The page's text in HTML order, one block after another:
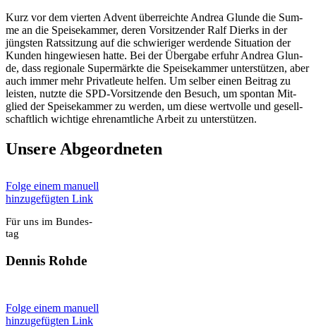
Kurz vor dem vier­ten Advent über­reich­te Andrea Glun­de die Sum­
me an die Spei­se­kam­mer, deren Vor­sit­zen­der Ralf Dierks in der
jüngs­ten Rats­sit­zung auf die schwie­ri­ger wer­den­de Situa­ti­on der
Kun­den hin­ge­wie­sen hat­te. Bei der Über­ga­be erfuhr Andrea Glun­
de, dass regio­na­le Super­märk­te die Spei­se­kam­mer unter­stüt­zen, aber
auch immer mehr Pri­vat­leu­te hel­fen. Um sel­ber einen Bei­trag zu
leis­ten, nutz­te die SPD-Vor­sit­zen­de den Besuch, um spon­tan Mit­
glied der Spei­se­kam­mer zu wer­den, um die­se wert­vol­le und gesell­
schaft­lich wich­ti­ge ehren­amt­li­che Arbeit zu unter­stüt­zen.
Unse­re Abge­ord­ne­ten
Fol­ge einem manu­ell
hin­zu­ge­füg­ten Link
Für uns im Bun­des­
tag
Den­nis Roh­de
Fol­ge einem manu­ell
hin­zu­ge­füg­ten Link